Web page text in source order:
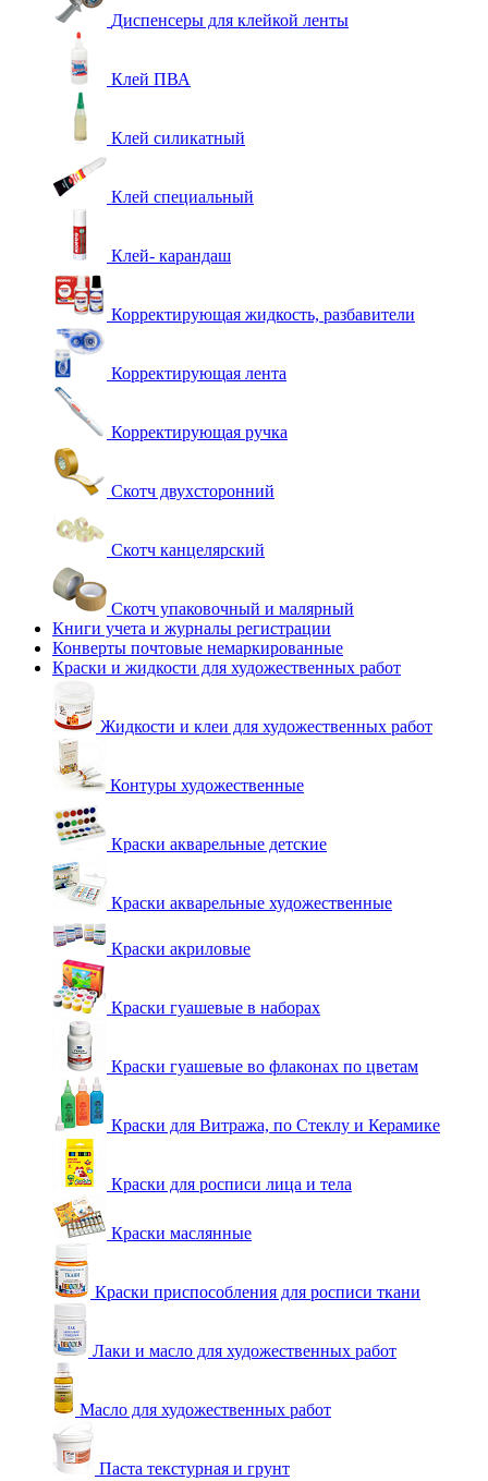
Диспенсеры для клейкой ленты
Клей ПВА
Клей силикатный
Клей специальный
Клей- карандаш
Корректирующая жидкость, разбавители
Корректирующая лента
Корректирующая ручка
Скотч двухсторонний
Скотч канцелярский
Скотч упаковочный и малярный
Книги учета и журналы регистрации
Конверты почтовые немаркированные
Краски и жидкости для художественных работ
Жидкости и клеи для художественных работ
Контуры художественные
Краски акварельные детские
Краски акварельные художественные
Краски акриловые
Краски гуашевые в наборах
Краски гуашевые во флаконах по цветам
Краски для Витража, по Стеклу и Керамике
Краски для росписи лица и тела
Краски маслянные
Краски приспособления для росписи ткани
Лаки и масло для художественных работ
Масло для художественных работ
Паста текстурная и грунт